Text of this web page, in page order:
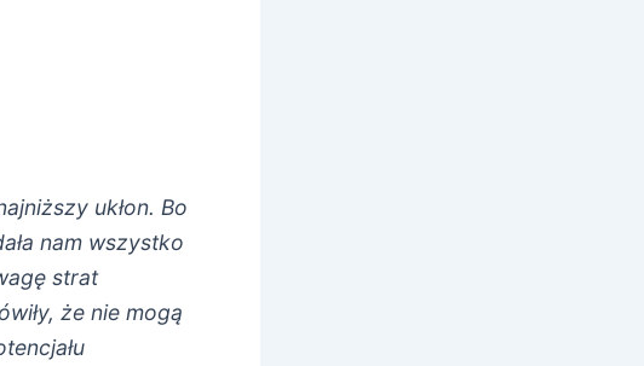
ukłon. Bo
nam wszystko
strat
że nie mogą